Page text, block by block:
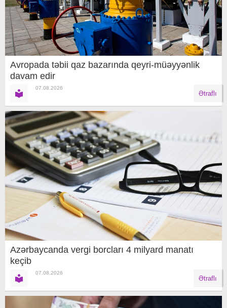
Avropada təbii qaz bazarında qeyri-müəyyənlik
davam edir
07.08.2026
Ətraflı
Azərbaycanda vergi borcları 4 milyard manatı
keçib
07.08.2026
Ətraflı